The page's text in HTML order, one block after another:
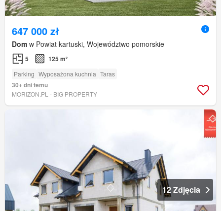
647 000 zł
Dom w Powiat kartuski, Województwo pomorskie
5 125 m²
Parking Wyposażona kuchnia Taras
30+ dni temu
MORIZON.PL - BIG PROPERTY
12 Zdjęcia